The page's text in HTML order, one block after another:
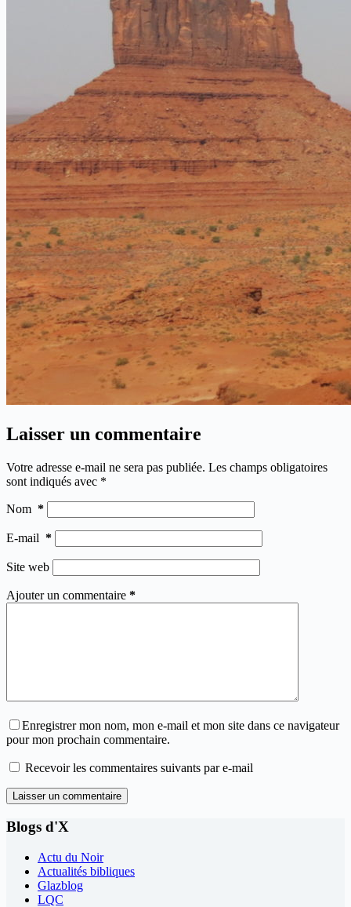
Laisser un commentaire
Votre adresse e-mail ne sera pas publiée. Les champs obligatoires
sont indiqués avec *
Nom *
E-mail *
Site web
Ajouter un commentaire *
Enregistrer mon nom, mon e-mail et mon site dans ce navigateur
pour mon prochain commentaire.
Recevoir les commentaires suivants par e-mail
Laisser un commentaire
Blogs d'X
Actu du Noir
Actualités bibliques
Glazblog
LQC